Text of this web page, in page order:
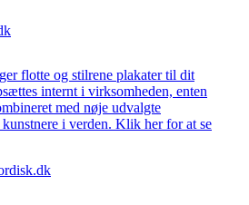
flotte og stilrene plakater til dit
internt i virksomheden, enten
med nøje udvalgte
i verden. Klik her for at se